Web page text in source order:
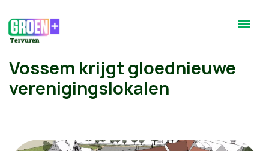
Vossem krijgt gloednieuwe
verenigingslokalen